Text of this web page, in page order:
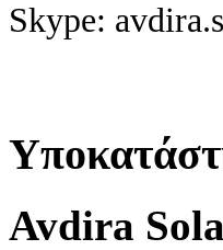
Skype:
Avdira